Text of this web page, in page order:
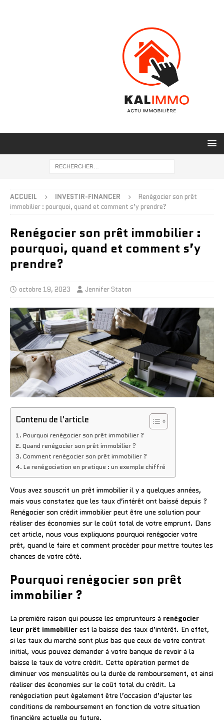
ACCUEIL INVESTIR-FINANCER
Renégocier son prêt
immobilier : pourquoi, quand et comment s’y prendre?
Renégocier son prêt immobilier :
pourquoi, quand et comment s’y
prendre?
octobre 19, 2023 Jennifer Staton
Contenu de l'article
Pourquoi renégocier son prêt immobilier ?
Quand renégocier son prêt immobilier ?
Comment renégocier son prêt immobilier ?
La renégociation en pratique : un exemple chiffré
Vous avez souscrit un prêt immobilier il y a quelques années,
mais vous constatez que les taux d’intérêt ont baissé depuis ?
Renégocier son crédit immobilier peut être une solution pour
réaliser des économies sur le coût total de votre emprunt. Dans
cet article, nous vous expliquons pourquoi renégocier votre
prêt, quand le faire et comment procéder pour mettre toutes les
chances de votre côté.
Pourquoi renégocier son prêt
immobilier ?
La première raison qui pousse les emprunteurs à renégocier
leur prêt immobilier est la baisse des taux d’intérêt. En effet,
si les taux du marché sont plus bas que ceux de votre contrat
initial, vous pouvez demander à votre banque de revoir à la
baisse le taux de votre crédit. Cette opération permet de
diminuer vos mensualités ou la durée de remboursement, et ainsi
réaliser des économies sur le coût total du crédit. La
renégociation peut également être l’occasion d’ajuster les
conditions de remboursement en fonction de votre situation
financière actuelle ou future.